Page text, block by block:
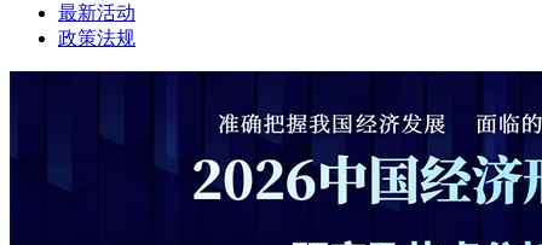
最新活动
政策法规